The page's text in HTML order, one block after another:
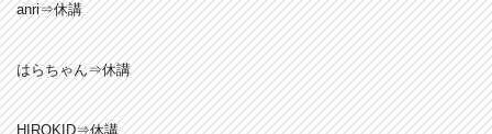
anri⇒休講
はらちゃん⇒休講
HIROKID⇒休講